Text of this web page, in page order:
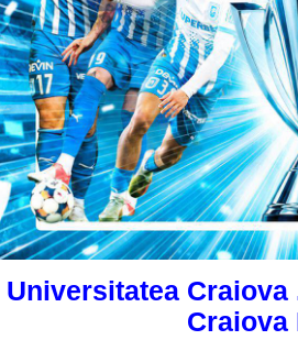
Universitatea
Craiova